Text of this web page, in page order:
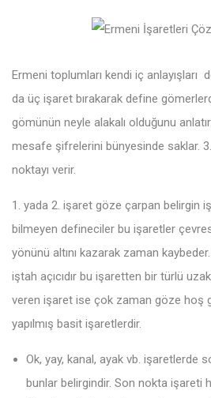
Ermeni toplumları kendi iç anlayışları
da üç işaret bırakarak define
gömünün neyle alakalı olduğunu
mesafe şifrelerini bünyesinde saklar.
noktayı verir.
1. yada 2. işaret göze çarpan belirgin
bilmeyen defineciler bu işaretler
yönünü altını kazarak zaman
iştah açıcıdır bu işaretten bir türlü
veren işaret ise çok zaman göze hoş
yapılmış basit işaretlerdir.
Ok, yay, kanal, ayak vb. işaretlerde
bunlar belirgindir. Son nokta işareti